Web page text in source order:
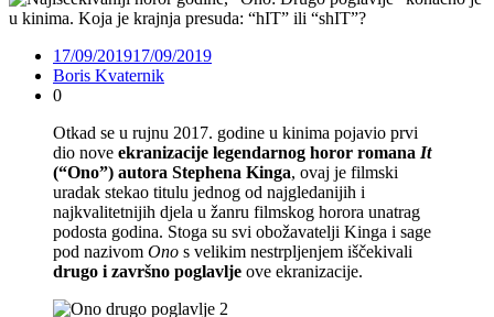
17/09/201917/09/2019
Boris Kvaternik
0
Otkad se u rujnu 2017. godine u kinima pojavio prvi
dio nove ekranizacije legendarnog horor romana It
(“Ono”) autora Stephena Kinga, ovaj je filmski
uradak stekao titulu jednog od najgledanijih i
najkvalitetnijih djela u žanru filmskog horora unatrag
podosta godina. Stoga su svi obožavatelji Kinga i sage
pod nazivom Ono s velikim nestrpljenjem iščekivali
drugo i završno poglavlje ove ekranizacije.